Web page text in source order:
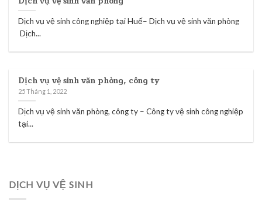
Dịch vụ vệ sinh công nghiệp tại Huế– Dịch vụ vệ sinh văn phòng
Dịch...
Dịch vụ vệ sinh văn phòng, công ty
25 Tháng 1, 2022
Dịch vụ vệ sinh văn phòng, công ty – Công ty vệ sinh công nghiệp
tại...
DỊCH VỤ VỆ SINH